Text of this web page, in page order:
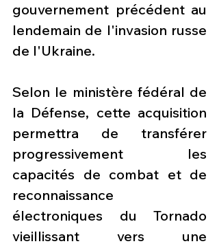
gouvernement précédent au
lendemain de l'invasion russe
de l'Ukraine.
Selon le ministère fédéral de
la Défense, cette acquisition
permettra de transférer
progressivement les
capacités de combat et de
reconnaissance
électroniques du Tornado
vieillissant vers une